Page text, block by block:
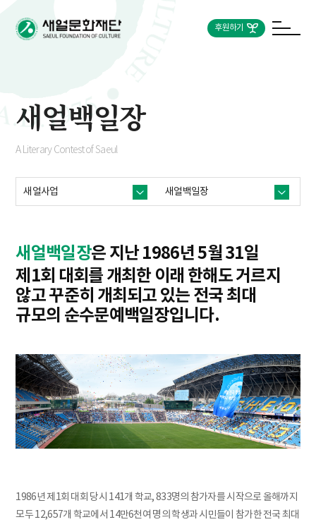
후원하기
새얼백일장
A Literary Contest of Saeul
새얼사업 새얼백일장
새얼백일장은 지난 1986년 5월 31일
제1회 대회를 개최한 이래 한해도 거르지
않고 꾸준히 개최되고 있는 전국 최대
규모의 순수문예백일장입니다.
1986년 제1회 대회 당시 141개 학교, 833명의 참가자를 시작으로 올해까지
모두 12,657개 학교에서 14만6천여 명의 학생과 시민들이 참가한 전국 최대